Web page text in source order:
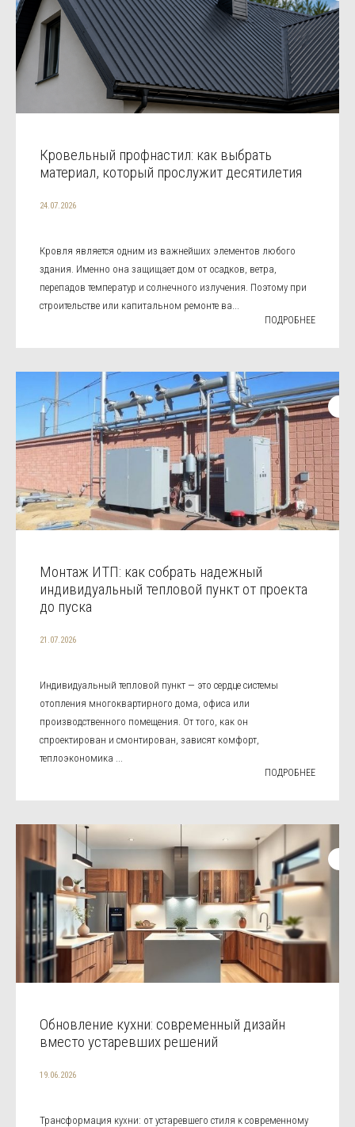
Кровельный профнастил: как выбрать
материал, который прослужит десятилетия
24.07.2026
Кровля является одним из важнейших элементов любого
здания. Именно она защищает дом от осадков, ветра,
перепадов температур и солнечного излучения. Поэтому при
строительстве или капитальном ремонте ва...
ПОДРОБНЕЕ
Монтаж ИТП: как собрать надежный
индивидуальный тепловой пункт от проекта
до пуска
21.07.2026
Индивидуальный тепловой пункт — это сердце системы
отопления многоквартирного дома, офиса или
производственного помещения. От того, как он
спроектирован и смонтирован, зависят комфорт,
теплоэкономика ...
ПОДРОБНЕЕ
Обновление кухни: современный дизайн
вместо устаревших решений
19.06.2026
Трансформация кухни: от устаревшего стиля к современному